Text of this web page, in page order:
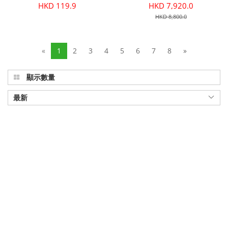
HKD 119.9 HKD 7,920.0
HKD 8,800.0
« 1 2 3 4 5 6 7 8 »
顯示數量
最新